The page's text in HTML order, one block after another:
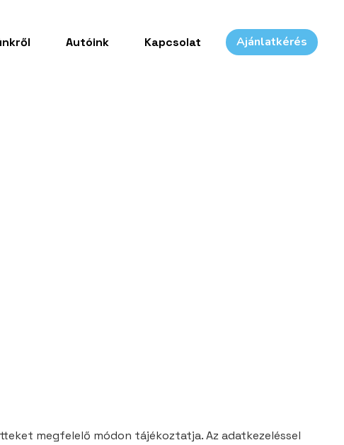
Autóink Kapcsolat Ajánlatkérés
megfelelő módon tájékoztatja. Az adatkezeléssel